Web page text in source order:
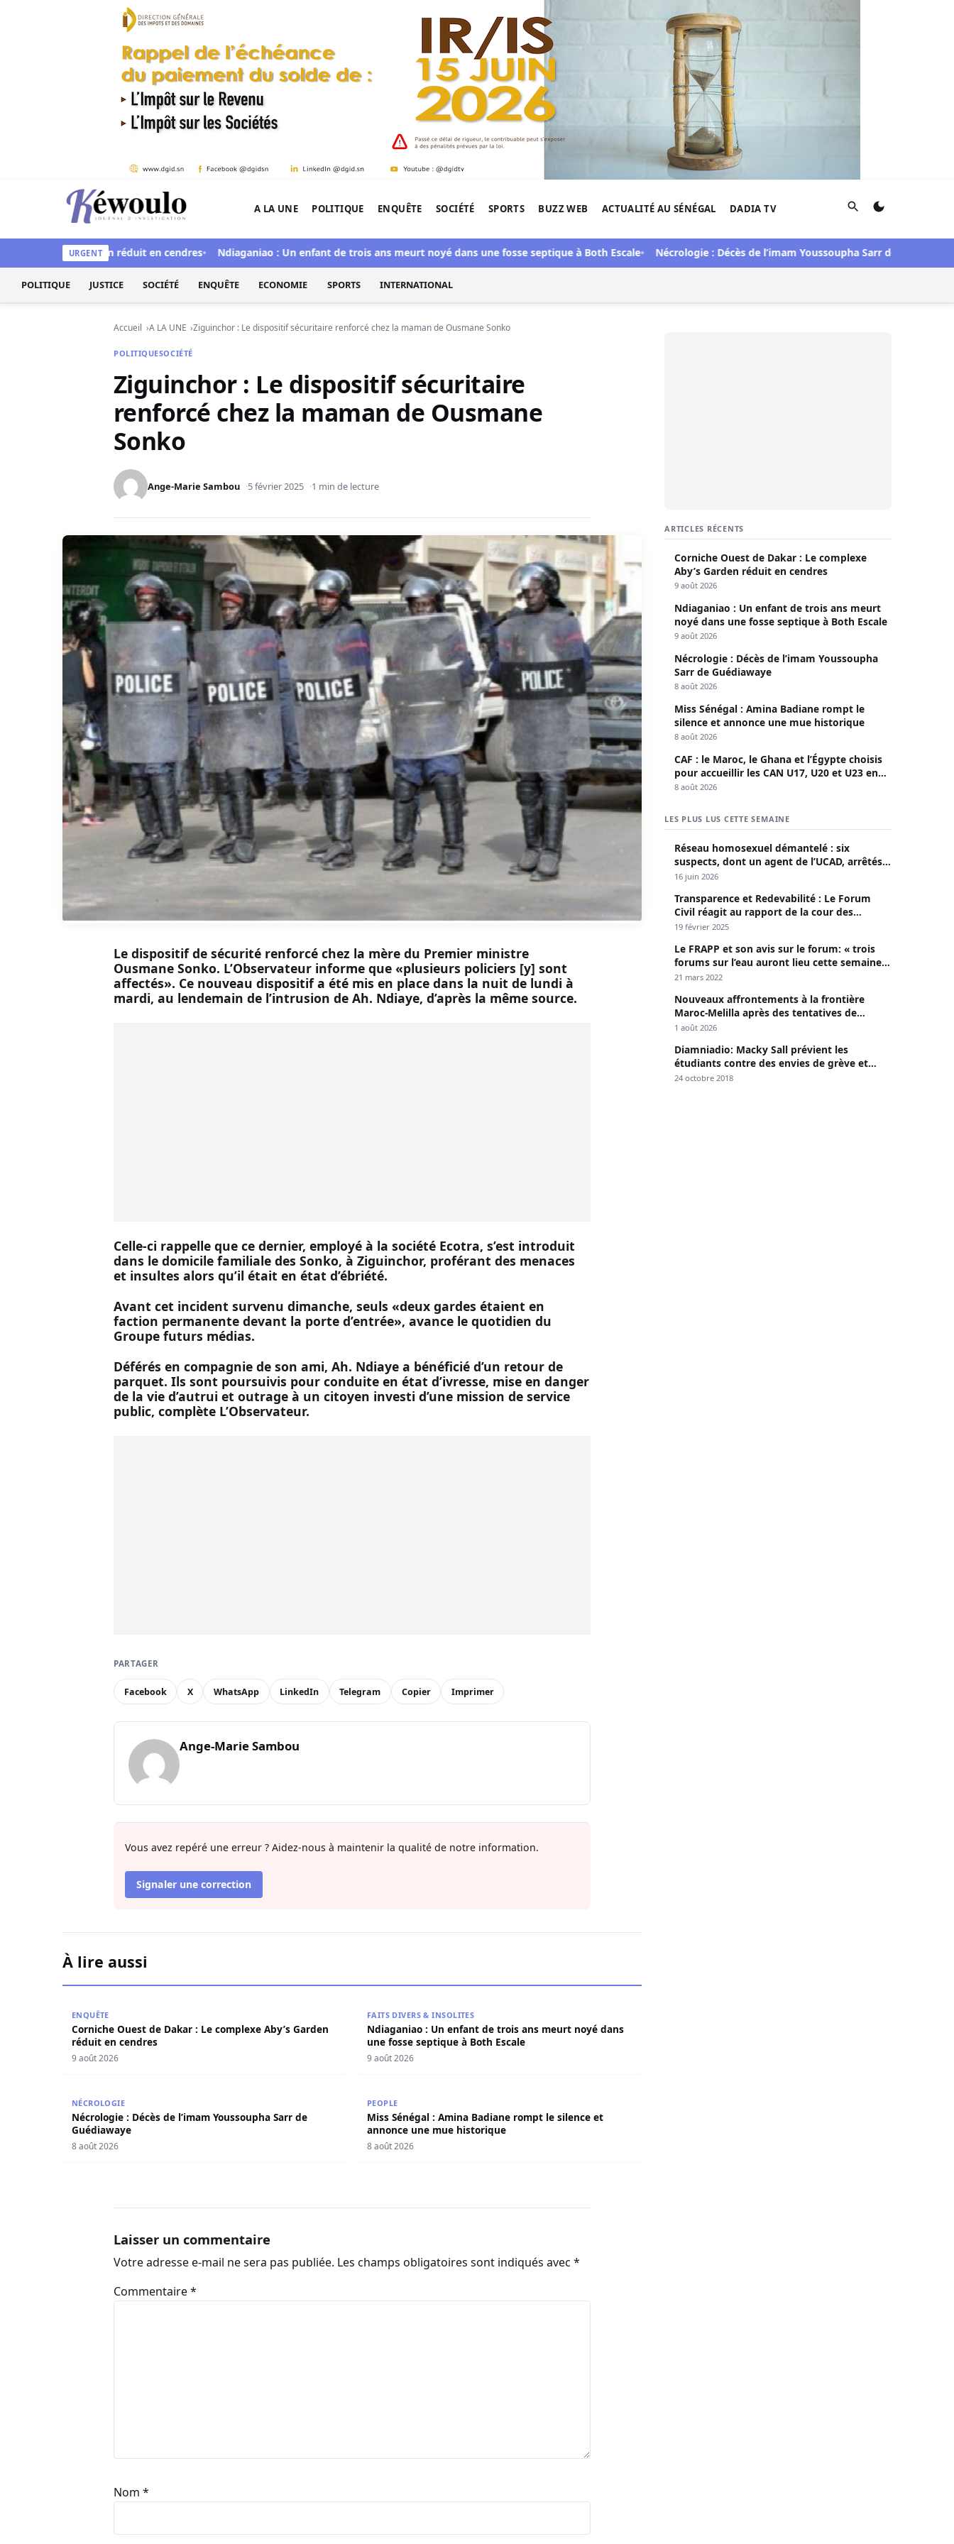
Aller au contenu
Kéwoulo, le premier site d'information et d'investigation de l'Afrique.
A LA UNE POLITIQUE ENQUÊTE SOCIÉTÉ SPORTS BUZZ WEB ACTUALITÉ AU SÉNÉGAL DADIA TV Rechercher
URGENT
Aby's Garden réduit en cendres Ndiaganiao : Un enfant de trois ans meurt noyé dans une fosse septique à Both Escale Nécrologie : Décès de l’imam Youssoupha Sarr de Guédiawaye
POLITIQUE JUSTICE SOCIÉTÉ ENQUÊTE ECONOMIE SPORTS INTERNATIONAL
Accueil A LA UNE Ziguinchor : Le dispositif sécuritaire renforcé chez la maman de Ousmane Sonko
POLITIQUESOCIÉTÉ
Ziguinchor : Le dispositif sécuritaire
renforcé chez la maman de Ousmane
Sonko
Ange-Marie Sambou 5 février 2025 1 min de lecture
Le dispositif de sécurité renforcé chez la mère du Premier ministre
Ousmane Sonko. L’Observateur informe que «plusieurs policiers [y] sont
affectés». Ce nouveau dispositif a été mis en place dans la nuit de lundi à
mardi, au lendemain de l’intrusion de Ah. Ndiaye, d’après la même source.
Celle-ci rappelle que ce dernier, employé à la société Ecotra, s’est introduit
dans le domicile familiale des Sonko, à Ziguinchor, proférant des menaces
et insultes alors qu’il était en état d’ébriété.
Avant cet incident survenu dimanche, seuls «deux gardes étaient en
faction permanente devant la porte d’entrée», avance le quotidien du
Groupe futurs médias.
Déférés en compagnie de son ami, Ah. Ndiaye a bénéficié d’un retour de
parquet. Ils sont poursuivis pour conduite en état d’ivresse, mise en danger
de la vie d’autrui et outrage à un citoyen investi d’une mission de service
public, complète L’Observateur.
PARTAGER
Facebook X WhatsApp LinkedIn Telegram Copier Imprimer
Ange-Marie Sambou
Vous avez repéré une erreur ? Aidez-nous à maintenir la qualité de notre information.
Signaler une correction
À lire aussi
ENQUÊTE
Corniche Ouest de Dakar : Le complexe Aby’s Garden
réduit en cendres
9 août 2026
FAITS DIVERS & INSOLITES
Ndiaganiao : Un enfant de trois ans meurt noyé dans
une fosse septique à Both Escale
9 août 2026
NÉCROLOGIE
Nécrologie : Décès de l’imam Youssoupha Sarr de
Guédiawaye
8 août 2026
PEOPLE
Miss Sénégal : Amina Badiane rompt le silence et
annonce une mue historique
8 août 2026
Laisser un commentaire
Votre adresse e-mail ne sera pas publiée. Les champs obligatoires sont indiqués avec *
Commentaire*
Nom *
ARTICLES RÉCENTS
Corniche Ouest de Dakar : Le complexe
Aby’s Garden réduit en cendres
9 août 2026
Ndiaganiao : Un enfant de trois ans meurt
noyé dans une fosse septique à Both Escale
9 août 2026
Nécrologie : Décès de l’imam Youssoupha
Sarr de Guédiawaye
8 août 2026
Miss Sénégal : Amina Badiane rompt le
silence et annonce une mue historique
8 août 2026
CAF : le Maroc, le Ghana et l’Égypte choisis
pour accueillir les CAN U17, U20 et U23 en
2027
8 août 2026
LES PLUS LUS CETTE SEMAINE
Réseau homosexuel démantelé : six
suspects, dont un agent de l’UCAD, arrêtés à
Keur Massar ; l’un avoue avoir propagé le
16 juin 2026
Transparence et Redevabilité : Le Forum
Civil réagit au rapport de la cour des
comptes
19 février 2025
Le FRAPP et son avis sur le forum: « trois
forums sur l’eau auront lieu cette semaine à
Dakar »
21 mars 2022
Nouveaux affrontements à la frontière
Maroc-Melilla après des tentatives de
passage
1 août 2026
Diamniadio: Macky Sall prévient les
étudiants contre des envies de grève et
menace
24 octobre 2018